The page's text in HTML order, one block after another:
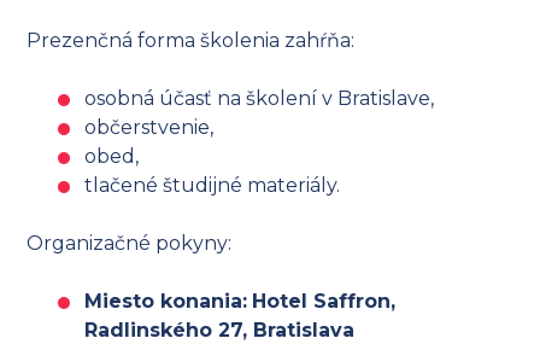
Prezenčná forma školenia zahŕňa:
osobná účasť na školení v Bratislave,
občerstvenie,
obed,
tlačené študijné materiály.
Organizačné pokyny:
Miesto konania: Hotel Saffron,
Radlinského 27, Bratislava